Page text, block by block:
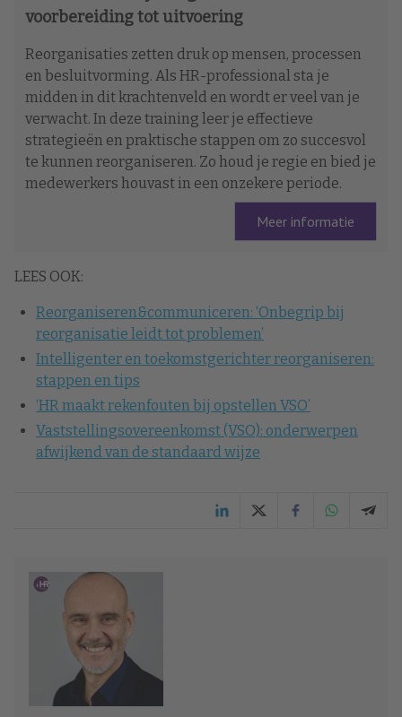
voorbereiding tot uitvoering
Reorganisaties zetten druk op mensen, processen
en besluitvorming. Als HR-professional sta je
midden in dit krachtenveld en wordt er veel van je
verwacht. In deze training leer je effectieve
strategieën en praktische stappen om zo succesvol
te kunnen reorganiseren. Zo houd je regie en bied je
medewerkers houvast in een onzekere periode.
Meer informatie
LEES OOK:
Reorganiseren&communiceren: ‘Onbegrip bij
reorganisatie leidt tot problemen’
Intelligenter en toekomstgerichter reorganiseren:
stappen en tips
‘HR maakt rekenfouten bij opstellen VSO’
Vaststellingsovereenkomst (VSO): onderwerpen
afwijkend van de standaard wijze